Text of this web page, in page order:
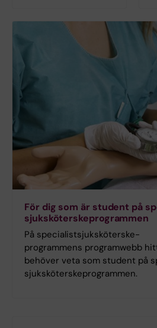
För dig som är student på
sjuksköterske­programmen
På specialist­sjuksköterske­
programmens programwebb
behöver veta som student på
sjuksköterske­programmen.